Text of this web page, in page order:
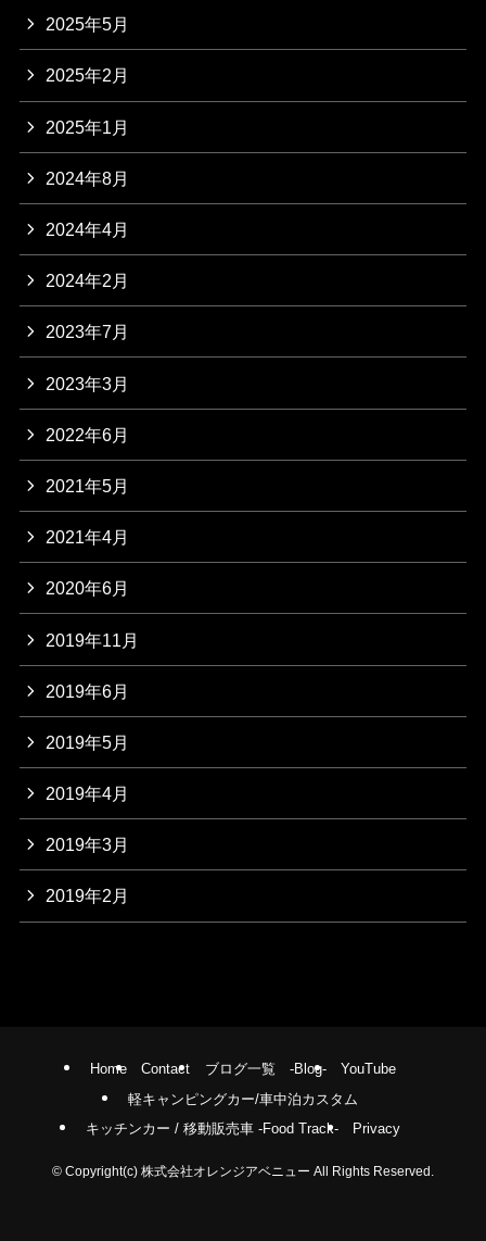
2025年5月
2025年2月
2025年1月
2024年8月
2024年4月
2024年2月
2023年7月
2023年3月
2022年6月
2021年5月
2021年4月
2020年6月
2019年11月
2019年6月
2019年5月
2019年4月
2019年3月
2019年2月
Home Contact ブログ一覧 -Blog-
YouTube
軽キャンピングカー/車中泊カスタム
キッチンカー / 移動販売車 -Food Track-
Privacy
© Copyright(c) 株式会社オレンジアベニュー All Rights Reserved.